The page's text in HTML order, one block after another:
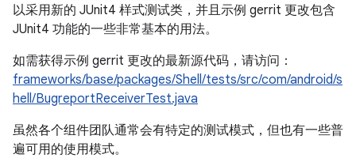
以采用新的 JUnit4 样式测试类，并且示例 gerrit 更改包含
JUnit4 功能的一些非常基本的用法。
如需获得示例 gerrit 更改的最新源代码，请访问：
frameworks/base/packages/Shell/tests/src/com/android/s
hell/BugreportReceiverTest.java
虽然各个组件团队通常会有特定的测试模式，但也有一些普
遍可用的使用模式。